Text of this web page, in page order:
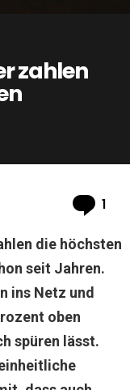
zahlen
1
die höchsten
seit Jahren.
ins Netz und
oben
spüren lässt.